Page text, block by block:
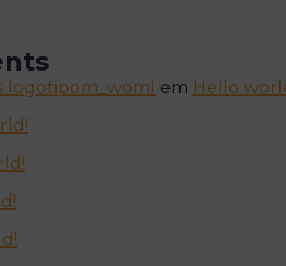
logotipom_woml em Hello